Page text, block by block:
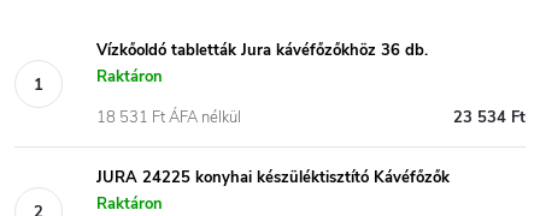
Vízkőoldó tabletták Jura kávéfőzőkhöz 36 db.
Raktáron
23 534 Ft
18 531 Ft ÁFA nélkül
JURA 24225 konyhai készüléktisztító Kávéfőzők
Raktáron